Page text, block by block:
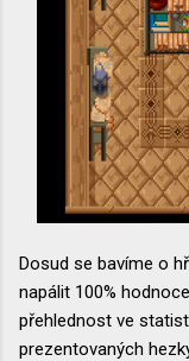
Dosud se bavíme o
napálit 100%
přehlednost ve
prezentovaných